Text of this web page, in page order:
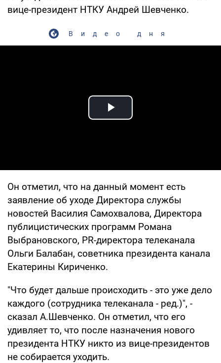
вице-президент НТКУ Андрей Шевченко.
Видео дня
Play Video
Он отметил, что на данный момент есть
заявление об уходе Директора службы
новостей Василия Самохвалова, Директора
публицистических программ Романа
Выбрановского, PR-директора телеканала
Ольги Балабан, советника президента канала
Екатерины Кириченко.
"Что будет дальше происходить - это уже дело
каждого (сотрудника телеканала - ред.)", -
сказал А.Шевченко. Он отметил, что его
удивляет то, что после назначения нового
президента НТКУ никто из вице-президентов
не собирается уходить.